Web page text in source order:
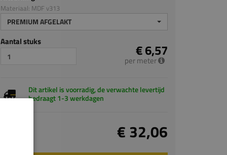
Materiaal: MDF v313
PREMIUM AFGELAKT
Aantal stuks € 6,57
per meter
Dit artikel is voorradig, de verwachte levertijd
bedraagt 1-3 werkdagen
€ 32,06